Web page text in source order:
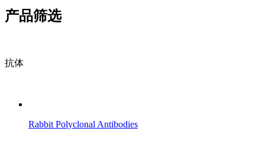
产品筛选
抗体
Rabbit Polyclonal Antibodies